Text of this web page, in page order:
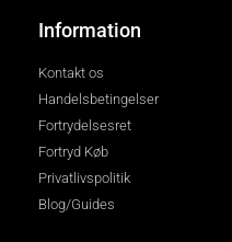
Information
Kontakt os
Handelsbetingelser
Fortrydelsesret
Fortryd Køb
Privatlivspolitik
Blog/Guides